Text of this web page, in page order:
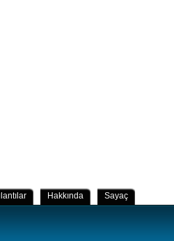
Hakkında
Sayaç